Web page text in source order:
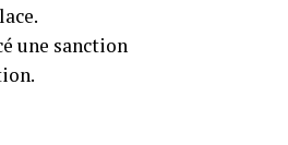
une sanction